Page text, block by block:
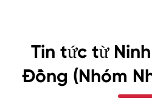
Tin tức từ
Đồng (Nhóm